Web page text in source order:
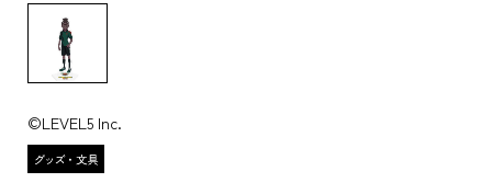
©LEVEL5 Inc.